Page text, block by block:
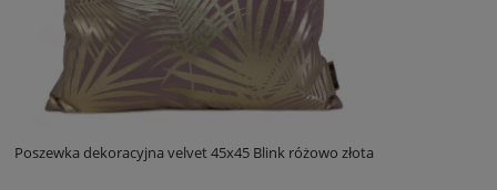
Poszewka dekoracyjna velvet 45x45 Blink różowo złota